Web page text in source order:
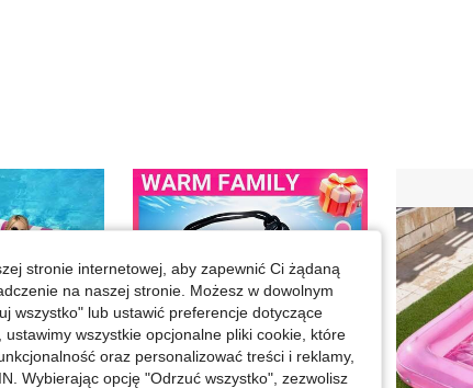
4,39 126 321
4,39 126 321
4,39 321
stronie internetowej, aby zapewnić Ci żądaną
na naszej stronie. Możesz w dowolnym
wszystko" lub ustawić preferencje dotyczące
wszystkie opcjonalne pliki cookie, które
oraz personalizować treści i reklamy,
Wybierając opcję "Odrzuć wszystko", zezwolisz